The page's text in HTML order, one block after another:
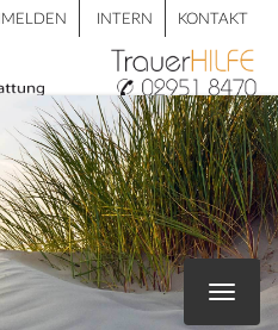
INTERN KONTAKT
Toggle